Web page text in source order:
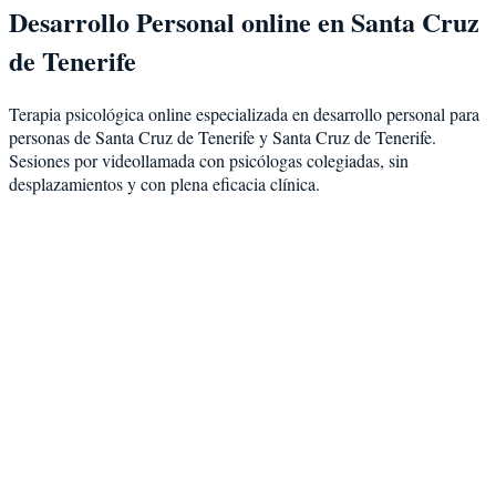
Desarrollo Personal online enSanta Cruz
de Tenerife
Terapia psicológica online especializada en desarrollo personal para
personas deSanta Cruz de TenerifeySanta Cruz de Tenerife.
Sesiones por videollamada con psicólogas colegiadas, sin
desplazamientos y con plena eficacia clínica.